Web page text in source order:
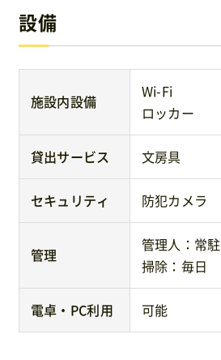
設備
施設内設備
Wi-Fi
ロッカー
貸出サービス 文房具
セキュリティ 防犯カメラ
管理
管理人：常駐
掃除：毎日
電卓・PC利用 可能